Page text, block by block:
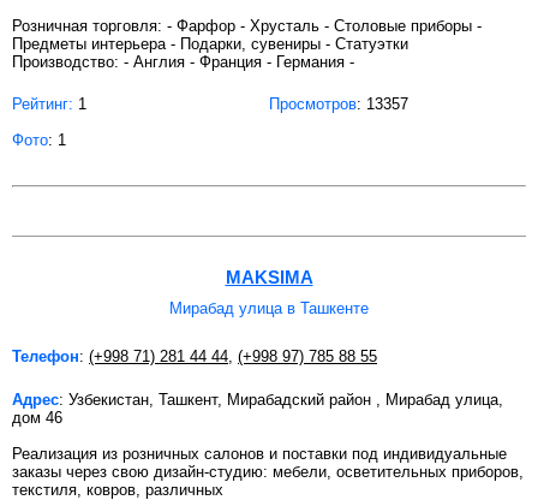
Розничная торговля: - Фарфор - Хрусталь - Столовые приборы -
Предметы интерьера - Подарки, сувениры - Статуэтки
Производство: - Англия - Франция - Германия -
Рейтинг: 1 Просмотров: 13357
Фото: 1
MAKSIMA
Мирабад улица в Ташкенте
Телефон: (+998 71) 281 44 44 (+998 97) 785 88 55
Адрес: Узбекистан, Ташкент, Мирабадский район , Мирабад улица,
дом 46
Реализация из розничных салонов и поставки под индивидуальные
заказы через свою дизайн-студию: мебели, осветительных приборов,
текстиля, ковров, различных